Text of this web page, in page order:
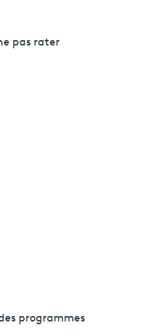
pas rater
programmes